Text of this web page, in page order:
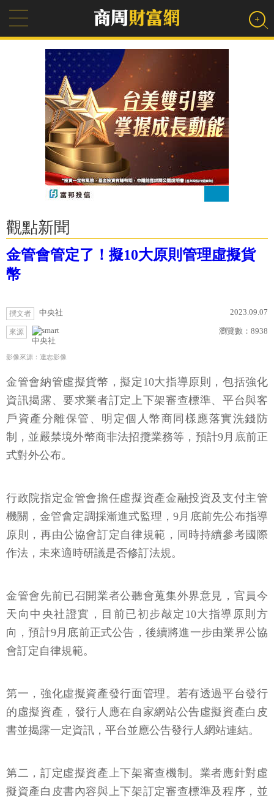
觀點新聞
金管會管定了！擬10大原則管理虛擬貨
幣
撰文者 中央社 2023.09.07
來源
中央社
瀏覽數： 8938
影像來源：達志影像
金管會納管虛擬貨幣，擬定10大指導原則，包括強化
資訊揭露、要求業者訂定上下架審查標準、平台與客
戶資產分離保管、明定個人幣商同樣應落實洗錢防
制，並嚴禁境外幣商非法招攬業務等，預計9月底前正
式對外公布。
行政院指定金管會擔任虛擬資產金融投資及支付主管
機關，金管會定調採漸進式監理，9月底前先公布指導
原則，再由公協會訂定自律規範，同時持續參考國際
作法，未來適時研議是否修訂法規。
金管會先前已召開業者公聽會蒐集外界意見，官員今
天向中央社證實，目前已初步敲定10大指導原則方
向，預計9月底前正式公告，後續將進一步由業界公協
會訂定自律規範。
第一，強化虛擬資產發行面管理。若有透過平台發行
的虛擬資產，發行人應在自家網站公告虛擬資產白皮
書並揭露一定資訊，平台並應公告發行人網站連結。
第二，訂定虛擬資產上下架審查機制。業者應針對虛
擬資產白皮書內容與上下架訂定審查標準及程序，並